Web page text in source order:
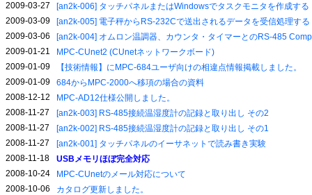
2009-03-27
[an2k-006] タッチパネルまたはWindowsでタスクモニタを作成する
2009-03-09
[an2k-005] 電子秤からRS-232Cで送出されるデータを受信処理する
2009-03-06
[an2k-004] オムロン温調器、カウンタ・タイマーとのRS-485
2009-01-21
MPC-CUnet2 (CUnetネットワークボード)
2009-01-09
【技術情報】にMPC-684ユーザ向けの相違点情報掲載しました。
2009-01-09
684からMPC-2000へ移項の場合の資料
2008-12-12
MPC-AD12仕様公開しました。
2008-11-27
[an2k-003] RS-485接続温湿度計の記録と取り出し その2
2008-11-27
[an2k-002] RS-485接続温湿度計の記録と取り出し その1
2008-11-27
[an2k-001] タッチパネルのイーサネットで読み書き実験
2008-11-18
USBメモリほぼ完全対応
2008-10-24
MPC-CUnetのメール対応について
2008-10-06
カタログ更新しました。